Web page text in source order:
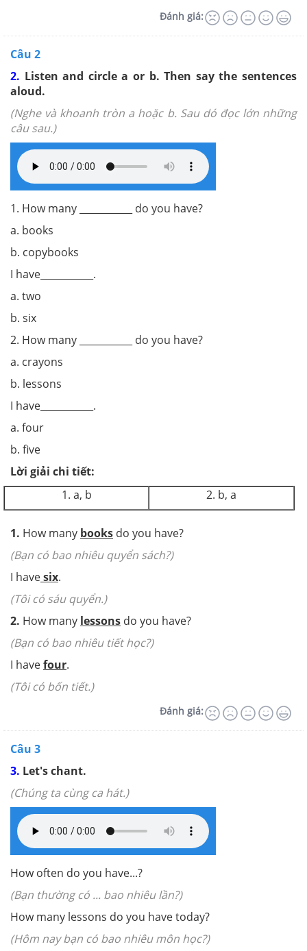
Đánh giá:
Câu 2
2. Listen and circle a or b. Then say the sentences
aloud.
(Nghe và khoanh tròn a hoặc b. Sau dó đọc lớn những
câu sau.)
1. How many ___________ do you have?
a. books
b. copybooks
I have___________.
a. two
b. six
2. How many ___________ do you have?
a. crayons
b. lessons
I have___________.
a. four
b. five
Lời giải chi tiết:
1. a, b
2. b, a
1. How many books do you have?
(Bạn có bao nhiêu quyển sách?)
I havesix.
(Tôi có sáu quyển.)
2. How many lessons do you have?
(Bạn có bao nhiêu tiết học?)
I havefour.
(Tôi có bốn tiết.)
Đánh giá:
Câu 3
3. Let's chant.
(Chúng ta cùng ca hát.)
How often do you have...?
(Bạn thường có ... bao nhiêu lần?)
How many lessons do you have today?
(Hôm nay bạn có bao nhiêu môn học?)